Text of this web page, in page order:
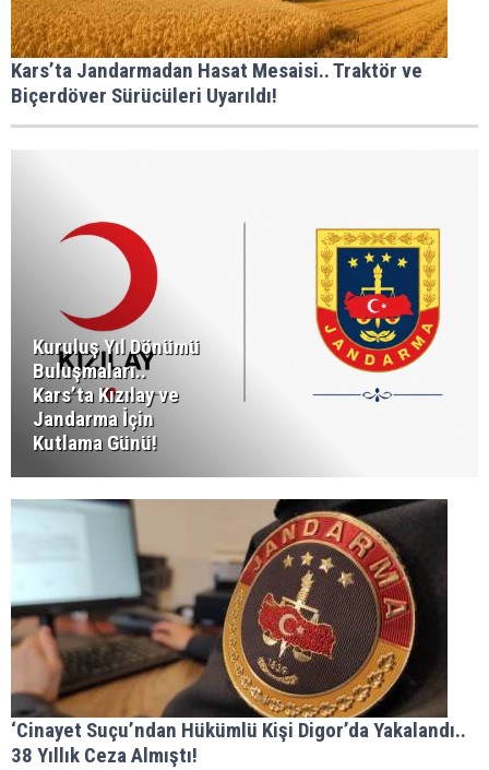
Kars’ta Jandarmadan Hasat Mesaisi.. Traktör ve
Biçerdöver Sürücüleri Uyarıldı!
Kuruluş Yıl Dönümü
Buluşmaları..
Kars’ta Kızılay ve
Jandarma İçin
Kutlama Günü!
‘Cinayet Suçu’ndan Hükümlü Kişi Digor’da Yakalandı..
38 Yıllık Ceza Almıştı!